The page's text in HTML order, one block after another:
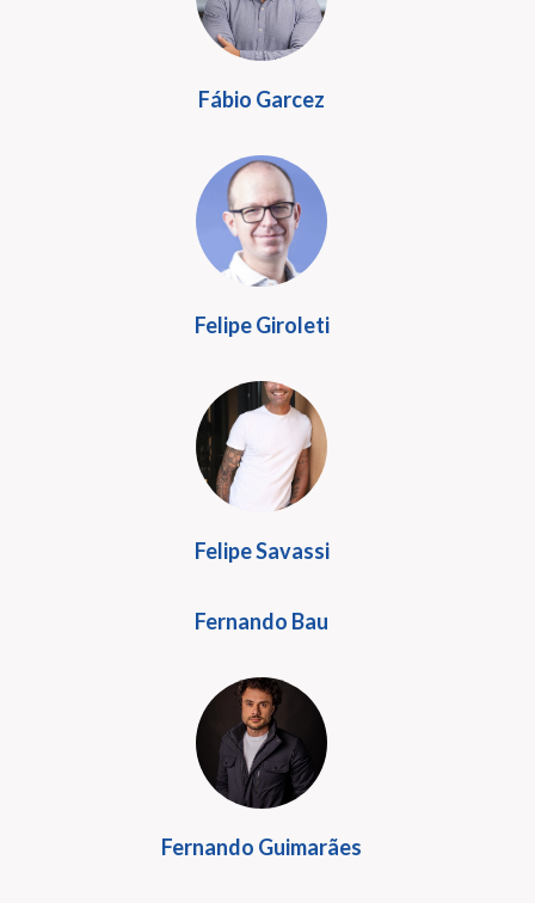
Fábio Garcez
Felipe Giroleti
Felipe Savassi
Fernando Bau
Fernando Guimarães